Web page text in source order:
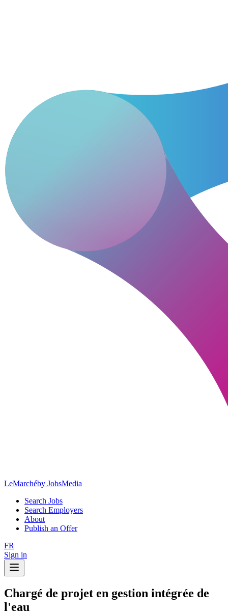
LeMarchéby JobsMedia
Search Jobs
Search Employers
About
Publish an Offer
FR
Sign in
Chargé de projet en gestion intégrée de
l'eau